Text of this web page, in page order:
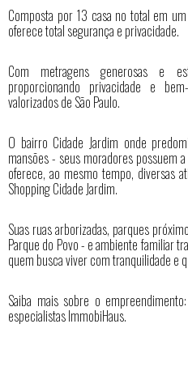
Composta por 13 casa no total em
oferece total segurança e privacidade.
Com metragens generosas e
proporcionando privacidade e
valorizados de São Paulo.
O bairro Cidade Jardim onde
mansões - seus moradores possuem
oferece, ao mesmo tempo, diversas
Shopping Cidade Jardim.
Suas ruas arborizadas, parques
Parque do Povo - e ambiente familiar
quem busca viver com tranquilidade e
Saiba mais sobre o
especialistas ImmobiHaus.